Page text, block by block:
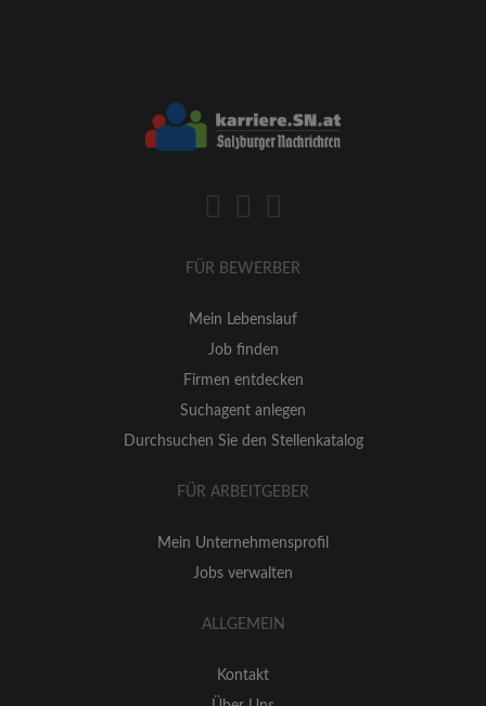
FÜR BEWERBER
Mein Lebenslauf
Job finden
Firmen entdecken
Suchagent anlegen
Durchsuchen Sie den Stellenkatalog
FÜR ARBEITGEBER
Mein Unternehmensprofil
Jobs verwalten
ALLGEMEIN
Kontakt